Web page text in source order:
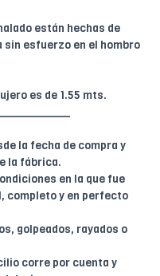
están hechas de
sin esfuerzo en el hombro
es de 1.55 mts.
la fecha de compra y
la fábrica.
en la que fue
completo y en perfecto
golpeados, rayados o
corre por cuenta y